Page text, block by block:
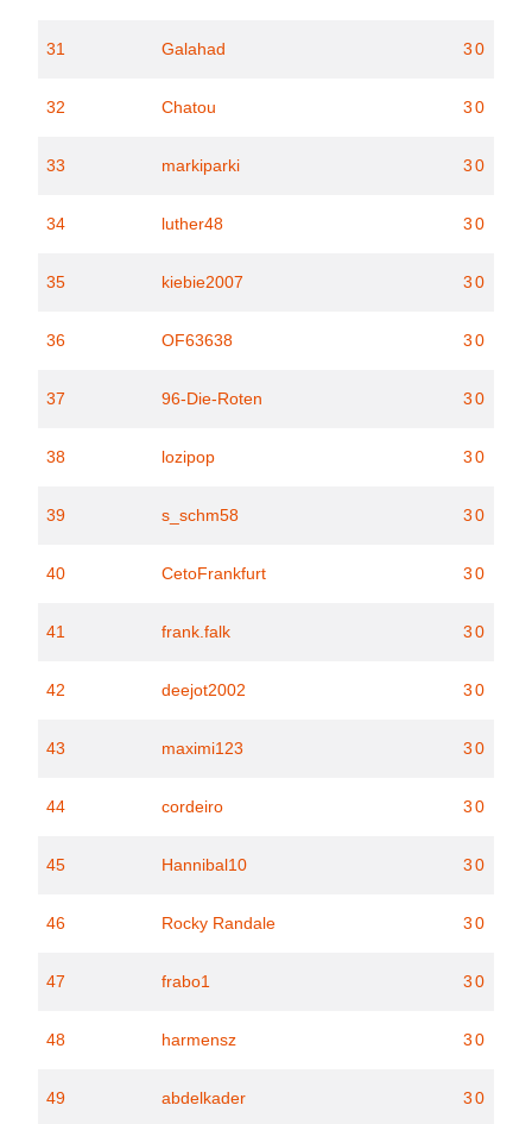
31 Galahad 30
32 Chatou 30
33 markiparki 30
34 luther48 30
35 kiebie2007 30
36 OF63638 30
37 96-Die-Roten 30
38 lozipop 30
39 s_schm58 30
40 CetoFrankfurt 30
41 frank.falk 30
42 deejot2002 30
43 maximi123 30
44 cordeiro 30
45 Hannibal10 30
46 Rocky Randale 30
47 frabo1 30
48 harmensz 30
49 abdelkader 30